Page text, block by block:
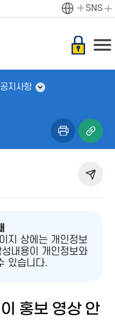
SNS
공지사항
지 상에는 개인정보
내용이 개인정보와
있습니다.
홍보 영상 안